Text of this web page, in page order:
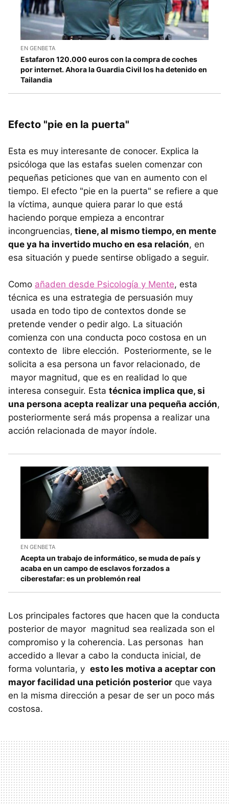
EN GENBETA
Estafaron 120.000 euros con la compra de coches
por internet. Ahora la Guardia Civil los ha detenido en
Tailandia
Efecto "pie en la puerta"
Esta es muy interesante de conocer. Explica la
psicóloga que las estafas suelen comenzar con
pequeñas peticiones que van en aumento con el
tiempo. El efecto "pie en la puerta" se refiere a que
la víctima, aunque quiera parar lo que está
haciendo porque empieza a encontrar
incongruencias, tiene, al mismo tiempo, en mente
que ya ha invertido mucho en esa relación, en
esa situación y puede sentirse obligado a seguir.
Como añaden desde Psicología y Mente, esta
técnica es una estrategia de persuasión muy
usada en todo tipo de contextos donde se
pretende vender o pedir algo. La situación
comienza con una conducta poco costosa en un
contexto de libre elección. Posteriormente, se le
solicita a esa persona un favor relacionado, de
mayor magnitud, que es en realidad lo que
interesa conseguir. Esta técnica implica que, si
una persona acepta realizar una pequeña acción,
posteriormente será más propensa a realizar una
acción relacionada de mayor índole.
EN GENBETA
Acepta un trabajo de informático, se muda de país y
acaba en un campo de esclavos forzados a
ciberestafar: es un problemón real
Los principales factores que hacen que la conducta
posterior de mayor magnitud sea realizada son el
compromiso y la coherencia. Las personas han
accedido a llevar a cabo la conducta inicial, de
forma voluntaria, y esto les motiva a aceptar con
mayor facilidad una petición posterior que vaya
en la misma dirección a pesar de ser un poco más
costosa.